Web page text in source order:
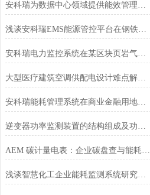
安科瑞为数据中心领域提供能效管理解决方案
浅谈安科瑞EMS能源管控平台在钢铁厂的应用
安科瑞电力监控系统在某区块页岩气地面集输工程中的应用
大型医疗建筑空调供配电设计难点解析：如何兼顾安全与节能？
安科瑞能耗管理系统在商业金融用地项目的设计与应用
逆变器功率监测装置的结构组成及功能特点
AEM 碳计量电表：企业碳盘查与能耗管理一表搞定
浅谈智慧化工企业能耗监测系统研究与应用